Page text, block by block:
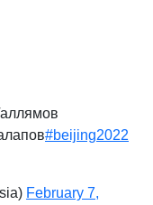
#beijing2022
February 7,